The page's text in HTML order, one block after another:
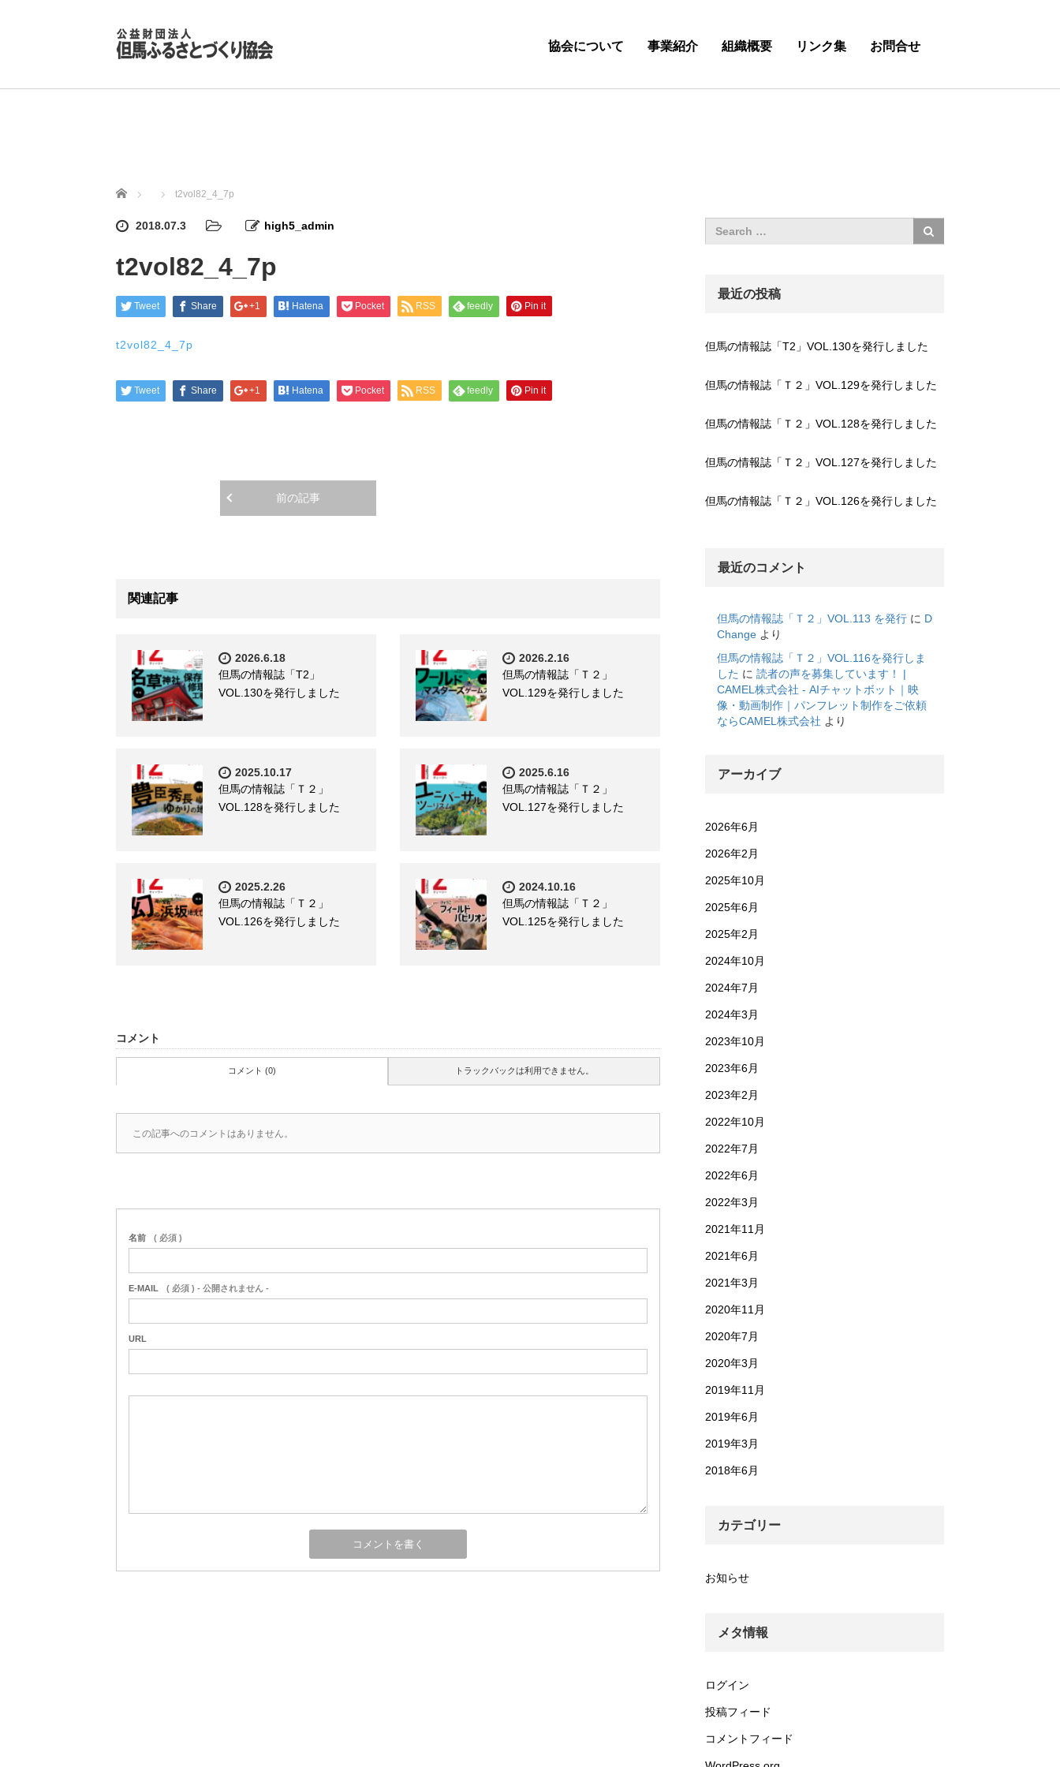
協会について 事業紹介 組織概要 リンク集 お問合せ
ホーム t2vol82_4_7p
2018.07.3 high5_admin
t2vol82_4_7p
Tweet Share +1 Hatena Pocket RSS feedly Pin it
t2vol82_4_7p
Tweet Share +1 Hatena Pocket RSS feedly Pin it
前の記事
関連記事
2026.6.18
但馬の情報誌「T2」
VOL.130を発行しました
2026.2.16
但馬の情報誌「Ｔ２」
VOL.129を発行しました
2025.10.17
但馬の情報誌「Ｔ２」
VOL.128を発行しました
2025.6.16
但馬の情報誌「Ｔ２」
VOL.127を発行しました
2025.2.26
但馬の情報誌「Ｔ２」
VOL.126を発行しました
2024.10.16
但馬の情報誌「Ｔ２」
VOL.125を発行しました
コメント
コメント (0) トラックバックは利用できません。
この記事へのコメントはありません。
名前 ( 必須 )
E-MAIL ( 必須 ) - 公開されません -
URL
最近の投稿
但馬の情報誌「T2」VOL.130を発行しました
但馬の情報誌「Ｔ２」VOL.129を発行しました
但馬の情報誌「Ｔ２」VOL.128を発行しました
但馬の情報誌「Ｔ２」VOL.127を発行しました
但馬の情報誌「Ｔ２」VOL.126を発行しました
最近のコメント
但馬の情報誌「Ｔ２」VOL.113 を発行 に D
Change より
但馬の情報誌「Ｔ２」VOL.116を発行しま
した に 読者の声を募集しています！ |
CAMEL株式会社 - AIチャットボット｜映
像・動画制作｜パンフレット制作をご依頼
ならCAMEL株式会社 より
アーカイブ
2026年6月
2026年2月
2025年10月
2025年6月
2025年2月
2024年10月
2024年7月
2024年3月
2023年10月
2023年6月
2023年2月
2022年10月
2022年7月
2022年6月
2022年3月
2021年11月
2021年6月
2021年3月
2020年11月
2020年7月
2020年3月
2019年11月
2019年6月
2019年3月
2018年6月
カテゴリー
お知らせ
メタ情報
ログイン
投稿フィード
コメントフィード